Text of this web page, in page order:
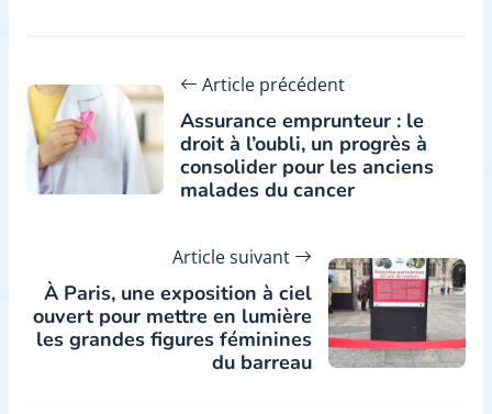
Article précédent
Assurance emprunteur : le
droit à l’oubli, un progrès à
consolider pour les anciens
malades du cancer
Article suivant
À Paris, une exposition à ciel
ouvert pour mettre en lumière
les grandes figures féminines
du barreau